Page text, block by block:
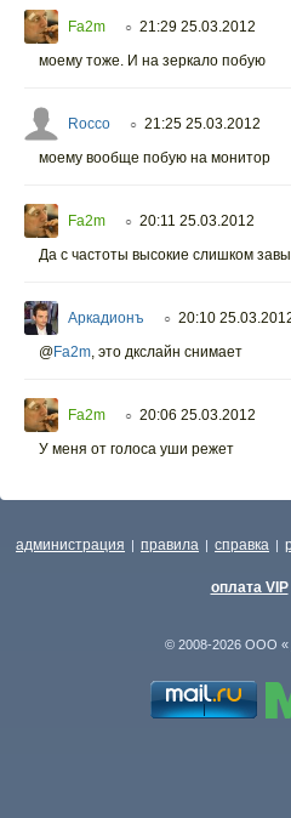
Fa2m ○ 21:29 25.03.2012
моему тоже. И на зеркало побую
Rocco ○ 21:25 25.03.2012
моему вообще побую на монитор
Fa2m ○ 20:11 25.03.2012
Да с частоты высокие слишком
Аркадионъ ○ 20:10
@Fa2m, это дкслайн снимает
Fa2m ○ 20:06 25.03.2012
У меня от голоса уши режет
администрация | правила | справка |
оплата VIP
© 2008-2026 ООО «